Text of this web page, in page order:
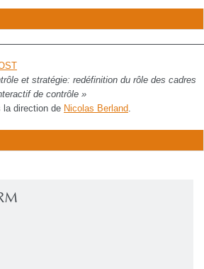
et stratégie: redéfinition du rôle des cadres
de contrôle »
la direction de Nicolas Berland.